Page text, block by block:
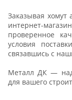
Заказывая
интернет-
проверенное
условия
связавшись с
Металл ДК —
для вашего